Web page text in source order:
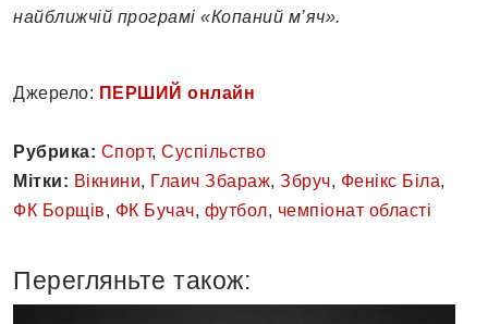
найближчій програмі «Копаний м’яч».
Джерело: ПЕРШИЙ онлайн
Рубрика: Спорт, Суспільство
Мітки: Вікнини, Глаич Збараж, Збруч, Фенікс Біла,
ФК Борщів, ФК Бучач, футбол, чемпіонат області
Перегляньте також: